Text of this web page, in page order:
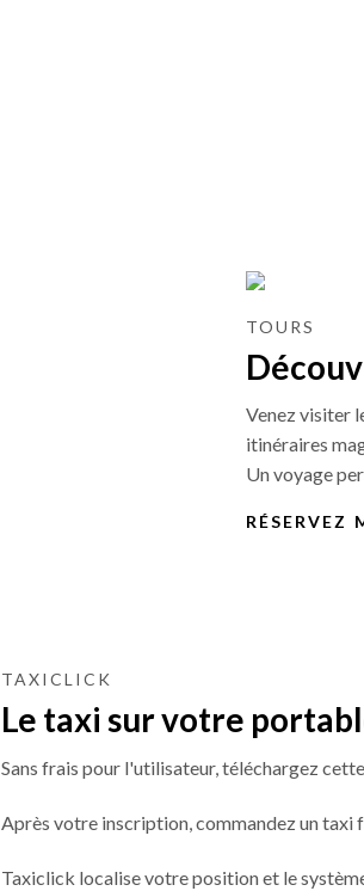
TOURS
Venez visiter
itinéraires
Un voyage
RÉSERVEZ
TAXICLICK
Le taxi sur votre
Sans frais pour l'utilisateur, téléchargez
Après votre inscription, commandez un taxi
Taxiclick localise votre position et le